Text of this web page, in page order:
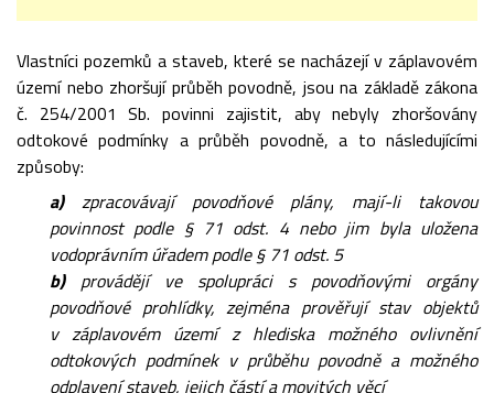
Vlastníci pozemků a staveb, které se nacházejí v záplavovém
území nebo zhoršují průběh povodně, jsou na základě zákona
č. 254/2001 Sb. povinni zajistit, aby nebyly zhoršovány
odtokové podmínky a průběh povodně, a to následujícími
způsoby:
a)zpracovávají povodňové plány, mají-li takovou
povinnost podle § 71 odst. 4 nebo jim byla uložena
vodoprávním úřadem podle § 71 odst. 5
b)provádějí ve spolupráci s povodňovými orgány
povodňové prohlídky, zejména prověřují stav objektů
v záplavovém území z hlediska možného ovlivnění
odtokových podmínek v průběhu povodně a možného
odplavení staveb, jejich částí a movitých věcí